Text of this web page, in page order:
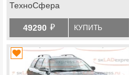
ТехноСфера
49290 й КУПИТЬ